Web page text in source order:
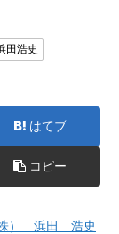
田浩史
はてブ
コピー
） 浜田 浩史